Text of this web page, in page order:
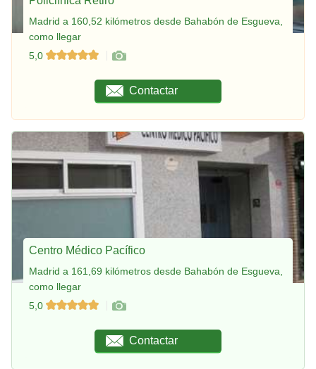
Madrid a 160,52 kilómetros desde Bahabón de Esgueva,
como llegar
5,0
Contactar
Centro Médico Pacífico
Madrid a 161,69 kilómetros desde Bahabón de Esgueva,
como llegar
5,0
Contactar